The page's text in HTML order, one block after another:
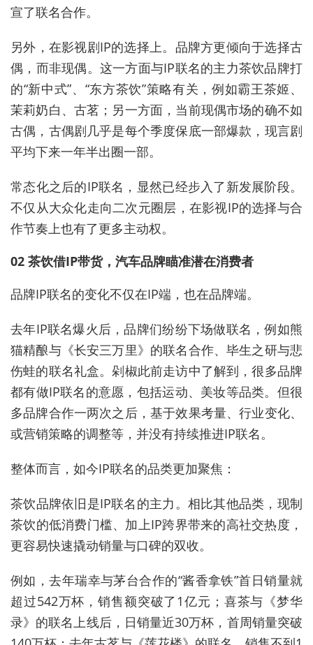
宣了联名合作。
另外，在影视剧IP的选择上。品牌方更倾向于选择古
偶，而非现偶。这一方面与IP联名的主力茶饮品牌打
的“新中式”、“东方茶饮”策略有关，例如霸王茶姬、
茉莉奶白、古茗；另一方面，当前现偶市场的确不如
古偶，古偶剧几乎是每个季度保底一部爆款，现言剧
平均下来一年半出圈一部。
常态化之后的IP联名，显然已经步入了新发展阶段。
不仅从大众化走向二次元圈层，在影视IP的选择与合
作节奏上也有了更多主动权。
02 茶饮借IP带货，汽车品牌瞄准潜在消费者
品牌IP联名的变化不仅在IP端，也在品牌端。
去年IP联名爆火后，品牌们纷纷下场做联名，例如熊
猫精酿与《长安三万里》的联名合作、毕生之研与悲
伤蛙的联名礼盒。剁椒此前走访中了解到，很多品牌
都有做IP联名的意愿，包括运动、美妆等品类。但很
多品牌合作一两次之后，基于效果考量、行业变化、
或营销策略的调整等，并没有持续推进IP联名。
整体而言，如今IP联名的品类更加聚焦：
茶饮品牌依旧是IP联名的主力。相比其他品类，现制
茶饮的低消费门槛、加上IP跨界带来的高社交热度，
更容易快速撬动销量与口碑的双收。
例如，去年瑞幸与茅台合作的“酱香拿铁”首日销量就
超过542万杯，销售额突破了1亿元；喜茶与《梦华
录》的联名上线后，日销量近30万杯，首周销量突破